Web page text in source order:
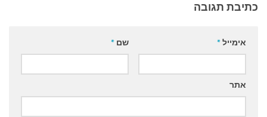
כתיבת תגובה
שם * אימייל*
אתר